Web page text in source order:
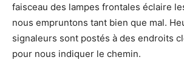
faisceau des lampes frontales éclaire
nous empruntons tant bien que mal.
signaleurs sont postés à des endroits
pour nous indiquer le chemin.